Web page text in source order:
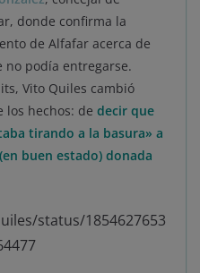
donde confirma la
de Alfafar acerca de
no podía entregarse.
Vito Quiles cambió
los hechos: de decir que
tirando a la basura» a
buen estado) donada
status/1854627653